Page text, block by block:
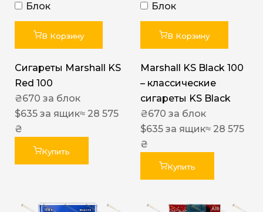
Блок
В Корзину
Сигареты Marshall KS
Red 100
₴670 за блок
$635 за ящик≈ 28 575
₴
Купить
Блок
В Корзину
Marshall KS Black 100
– классические
сигареты KS Black
₴670 за блок
$635 за ящик≈ 28 575
₴
Купить